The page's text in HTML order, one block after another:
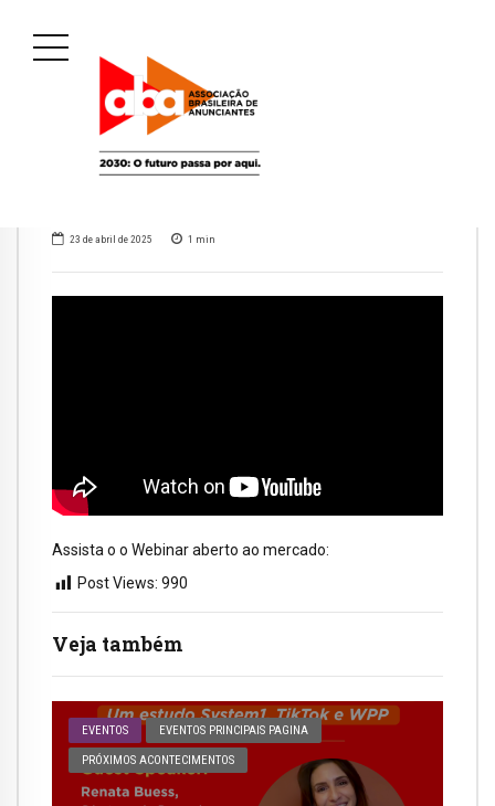
Veja também
EVENTOS EVENTOS PRINCIPAIS PAGINA
PRÓXIMOS ACONTECIMENTOS
23 de abril de 2025 1 min
Assista o o Webinar aberto ao mercado:
Post Views: 990